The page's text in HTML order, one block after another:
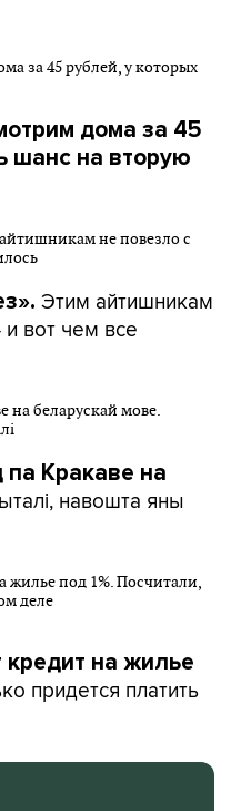
дома за 45
шанс на вторую
Этим айтишникам
вот чем все
Кракаве на
навошта яны
на жилье
придется платить